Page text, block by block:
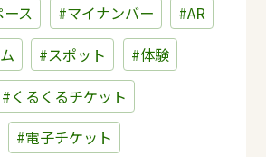
ス
#マイナンバー
#AR
#スポット
#体験
#くるくるチケット
#電子チケット